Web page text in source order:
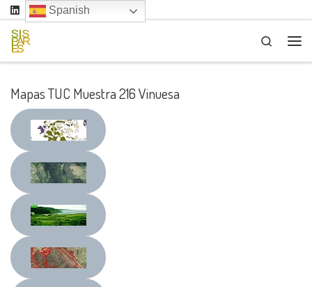
Saltar al contenido
Search
Mapas TUC Muestra 216 Vinuesa
Spanish